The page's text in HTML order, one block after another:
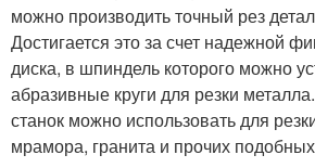
можно производить точный рез
Достигается это за счет надежной
диска, в шпиндель которого можно
абразивные круги для резки
станок можно использовать для
мрамора, гранита и прочих